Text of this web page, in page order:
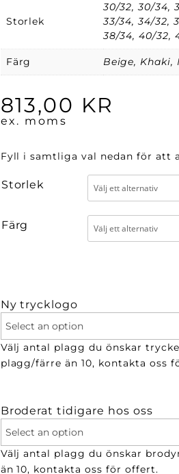
Storlek
30/32, 30/34,
33/34, 34/32,
38/34, 40/32,
Färg Beige,
813,00 KR
ex. moms
Fyll i samtliga val nedan för att
Storlek
Färg
Ny trycklogo
Välj antal plagg du önskar
plagg/färre än 10, kontakta oss
Broderat tidigare hos oss
Välj antal plagg du önskar
än 10, kontakta oss för offert.